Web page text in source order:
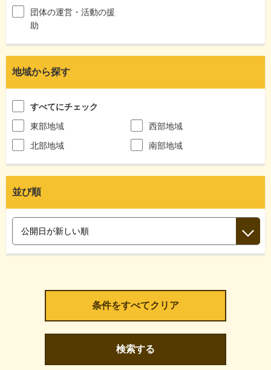
団体の運営・活動の援
助
地域から探す
すべてにチェック
東部地域
西部地域
北部地域
南部地域
並び順
検索する